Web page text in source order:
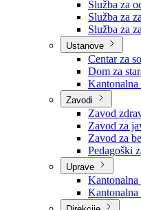
Službe
Služba za
Služba za
Služba za
Ustanove
Centar za
Dom za
Kantonalna
Zavodi
Zavod
Zavod za
Zavod za
Pedagoški
Uprave